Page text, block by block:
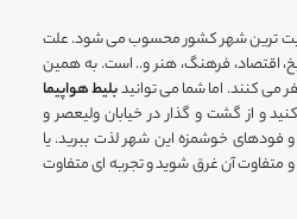
ترین شهر کشور محسوب می شود. علت
اقتصاد، فرهنگ، هنر و.. است. به همین
می کنند. اما شما می توانیدبلیط هواپیما
و از گشت و گذار در خیابان ولیعصر و
خوشمزه این شهر لذت ببرید. یا
و متفاوت آن غرق شوید و تجربه ای متفاوت